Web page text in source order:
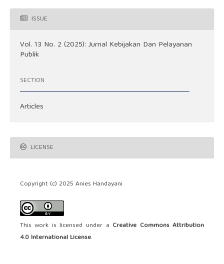
ISSUE
Vol. 13 No. 2 (2025): Jurnal Kebijakan Dan Pelayanan
Publik
SECTION
Articles
LICENSE
Copyright (c) 2025 Anies Handayani
This work is licensed under a Creative Commons Attribution
4.0 International License.